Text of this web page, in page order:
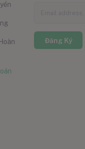
Đăng Ký